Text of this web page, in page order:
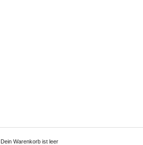
Dein Warenkorb ist leer